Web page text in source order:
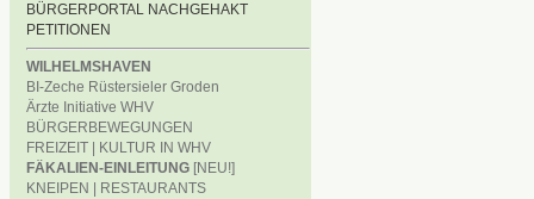
BÜRGERPORTAL NACHGEHAKT
PETITIONEN
WILHELMSHAVEN
BI-Zeche Rüstersieler Groden
Ärzte Initiative WHV
BÜRGERBEWEGUNGEN
FREIZEIT | KULTUR IN WHV
FÄKALIEN-EINLEITUNG [NEU!]
KNEIPEN | RESTAURANTS